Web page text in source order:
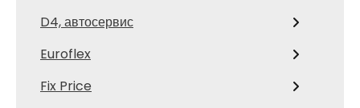
D4, автосервис
Euroflex
Fix Price